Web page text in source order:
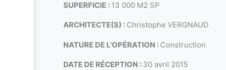
SUPERFICIE : 13 000 M2 SP
ARCHITECTE(S) : Christophe VERGNAUD
NATURE DE L'OPÉRATION : Construction
DATE DE RÉCEPTION : 30 avril 2015